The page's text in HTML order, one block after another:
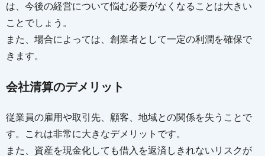
は、今後の経営について悩む必要がなくなることは大きい
ことでしょう。
また、場合によっては、創業者として一定の利潤を確保で
きます。
会社清算のデメリット
従業員の雇用や取引先、顧客、地域との関係を失うことで
す。これは非常に大きなデメリットです。
また、資産を現金化しても借入を返済しきれないリスクが